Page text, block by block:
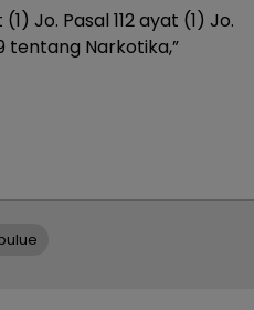
Jo. Pasal 112 ayat (1) Jo.
tentang Narkotika,”